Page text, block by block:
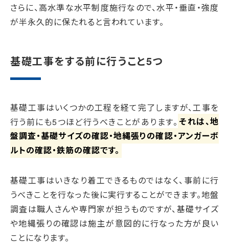
さらに、高水準な水平制度施行なので、水平・垂直・強度
が半永久的に保たれると言われています。
基礎工事をする前に行うこと5つ
基礎工事はいくつかの工程を経て完了しますが、工事を
行う前にも5つほど行うべきことがあります。 それは、地
盤調査・基礎サイズの確認・地縄張りの確認・アンガーボ
ルトの確認・鉄筋の確認です。
基礎工事はいきなり着工できるものではなく、事前に行
うべきことを行なった後に実行することができます。地盤
調査は職人さんや専門家が担うものですが、基礎サイズ
や地縄張りの確認は施主が意図的に行なった方が良い
ことになります。